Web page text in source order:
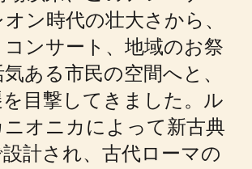
ン時代の壮大さから、
ンサート、地域のお祭
ある市民の空間へと、
目撃してきました。ル
オニカによって新古典
計され、古代ローマの